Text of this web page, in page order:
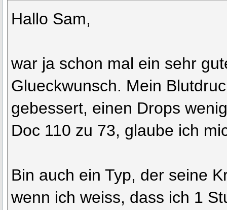
Hallo Sam,
war ja schon mal ein sehr
Glueckwunsch. Mein
gebessert, einen Drops
Doc 110 zu 73, glaube ich
Bin auch ein Typ, der seine
wenn ich weiss, dass ich 1